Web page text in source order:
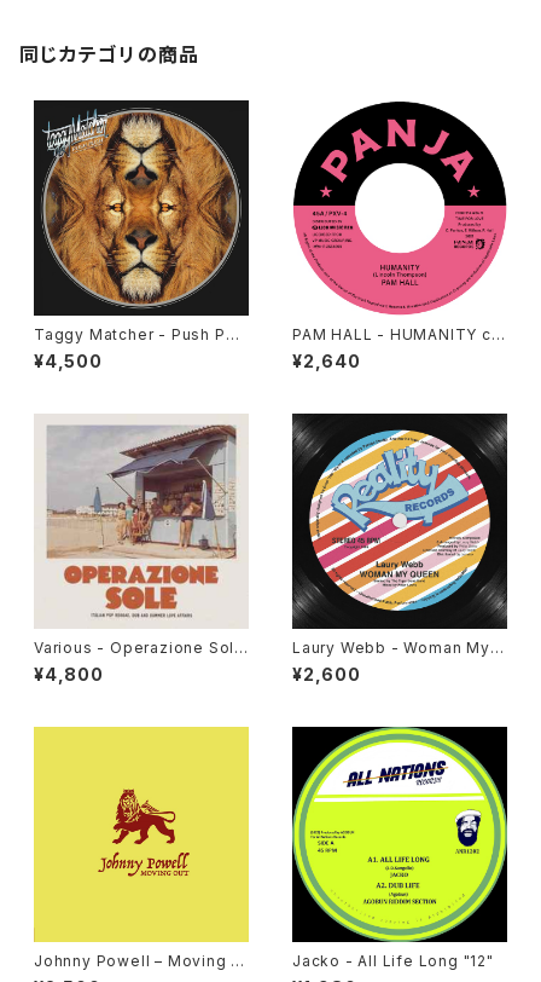
同じカテゴリの商品
Taggy Matcher - Push Pus
h "LP"
¥4,500
PAM HALL - HUMANITY c/
w ARCHIBALD "7"
¥2,640
Various - Operazione Sole
(Italian Pop Reggae, Dub A
nd Summer Love Affairs)"L
¥4,800
Laury Webb - Woman My
Queen "12"
¥2,600
Johnny Powell – Moving O
Jacko - All Life Long "12"